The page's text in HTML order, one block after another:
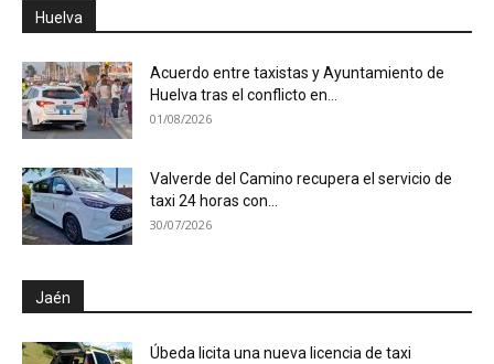
Huelva
Acuerdo entre taxistas y Ayuntamiento de
Huelva tras el conflicto en...
01/08/2026
Valverde del Camino recupera el servicio de
taxi 24 horas con...
30/07/2026
Jaén
Úbeda licita una nueva licencia de taxi